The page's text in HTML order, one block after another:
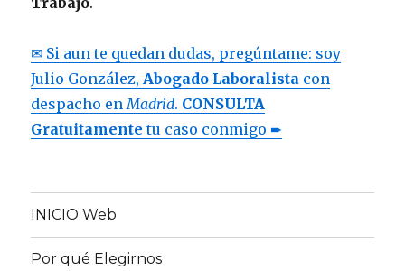
✉ Si aun te quedan dudas, pregúntame: soy
Julio González, Abogado Laboralista con
despacho en Madrid. CONSULTA
Gratuitamente tu caso conmigo ➨
INICIO Web
Por qué Elegirnos